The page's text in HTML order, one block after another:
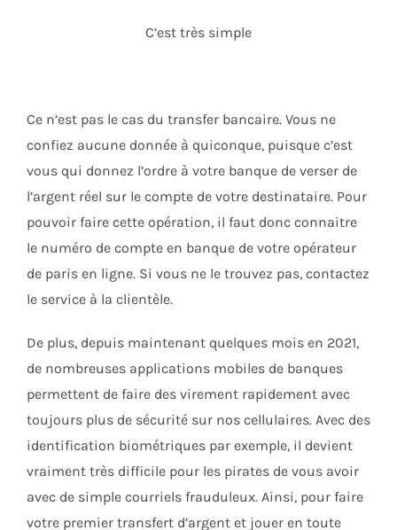
C’est très simple
Ce n’est pas le cas du transfer bancaire. Vous ne
confiez aucune donnée à quiconque, puisque c’est
vous qui donnez l’ordre à votre banque de verser de
l’argent réel sur le compte de votre destinataire. Pour
pouvoir faire cette opération, il faut donc connaitre
le numéro de compte en banque de votre opérateur
de paris en ligne. Si vous ne le trouvez pas, contactez
le service à la clientèle.
De plus, depuis maintenant quelques mois en 2021,
de nombreuses applications mobiles de banques
permettent de faire des virement rapidement avec
toujours plus de sécurité sur nos cellulaires. Avec des
identification biométriques par exemple, il devient
vraiment très difficile pour les pirates de vous avoir
avec de simple courriels frauduleux. Ainsi, pour faire
votre premier transfert d’argent et jouer en toute